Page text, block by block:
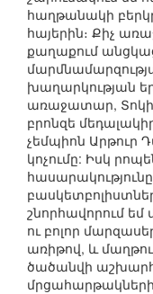
հաղթանակի
հայերին։ Քիչ
քաղաքում
խաղարկության
առաջատար,
բրոնզե
չեմպիոն Արթուր
կոչումը: Իսկ
հասարակությունը
շնորհավորում եմ
ու բոլոր
առիթով, և
ծածանվի